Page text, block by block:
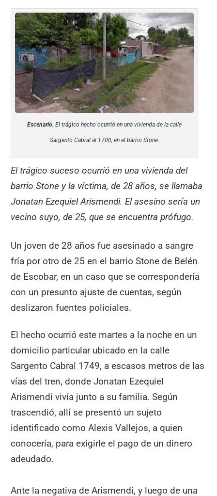
Escenario. El trágico hecho ocurrió en una vivienda de la calle
Sargento Cabral al 1700, en el barrio Stone.
El trágico suceso ocurrió en una vivienda del
barrio Stone y la víctima, de 28 años, se llamaba
Jonatan Ezequiel Arismendi. El asesino sería un
vecino suyo, de 25, que se encuentra prófugo.
Un joven de 28 años fue asesinado a sangre
fría por otro de 25 en el barrio Stone de Belén
de Escobar, en un caso que se correspondería
con un presunto ajuste de cuentas, según
deslizaron fuentes policiales.
El hecho ocurrió este martes a la noche en un
domicilio particular ubicado en la calle
Sargento Cabral 1749, a escasos metros de las
vías del tren, donde Jonatan Ezequiel
Arismendi vivía junto a su familia. Según
trascendió, allí se presentó un sujeto
identificado como Alexis Vallejos, a quien
conocería, para exigirle el pago de un dinero
adeudado.
Ante la negativa de Arismendi, y luego de una